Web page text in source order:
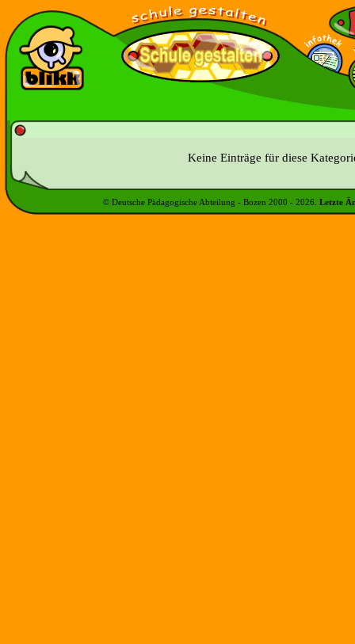
Keine Einträge für diese
© Deutsche Pädagogische Abteilung - Bozen 2000 - 2026 Letzte